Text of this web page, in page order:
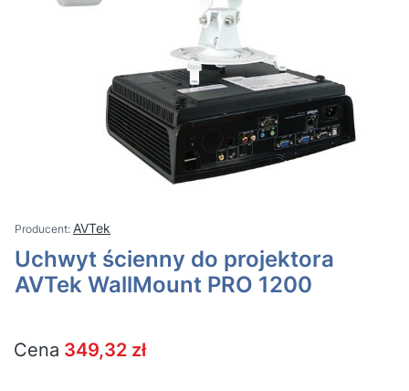
AVTek
Uchwyt ścienny do projektora
AVTek WallMount PRO 1200
Cena 349,32 zł